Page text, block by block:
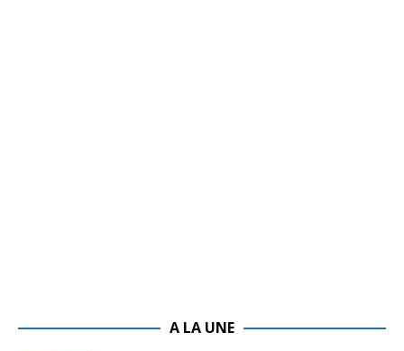
A LA UNE